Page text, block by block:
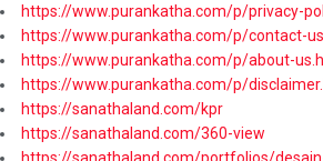
https://www.purankatha.com/p/privacy-
https://www.purankatha.com/p/contact-
https://www.purankatha.com/p/about-
https://www.purankatha.com/p/
https://sanathaland.com/kpr
https://sanathaland.com/360-view
https://sanathaland.com/portfolios/